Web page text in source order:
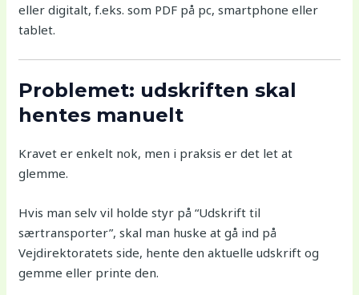
eller digitalt, f.eks. som PDF på pc, smartphone eller
tablet.
Problemet: udskriften skal
hentes manuelt
Kravet er enkelt nok, men i praksis er det let at
glemme.
Hvis man selv vil holde styr på “Udskrift til
særtransporter”, skal man huske at gå ind på
Vejdirektoratets side, hente den aktuelle udskrift og
gemme eller printe den.